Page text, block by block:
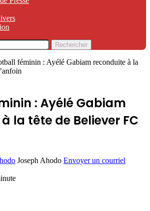
Rechercher
féminin : Ayélé Gabiam reconduite à la
: Ayélé Gabiam
la tête de Believer FC
Joseph Ahodo Envoyer un courriel